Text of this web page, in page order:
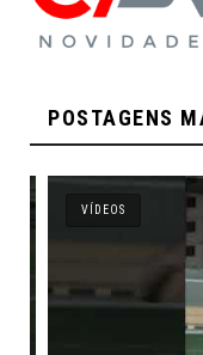
POSTAGENS
VÍDEOS